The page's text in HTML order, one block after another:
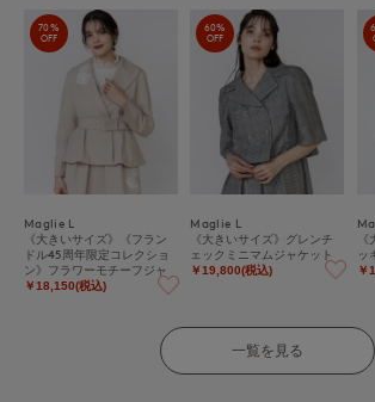
70%
OFF
Maglie L
《大きいサイズ》《フラン
ドル45周年限定コレクショ
ン》フラワーモチーフジャ
ケット《M Maglie le casset
￥18,150(税込)
60%
OFF
Maglie L
《大きいサイズ》グレンチ
ェックミニマムジャケット
￥19,800(税込)
ッ
￥
一覧を見る